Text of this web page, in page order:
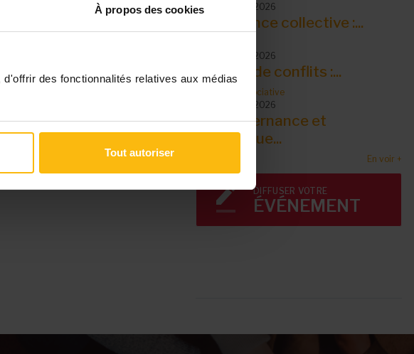
À propos des cookies
des fonctionnalités relatives aux médias
Tout autoriser
14 septembre 2026
Intelligence collective :...
14 septembre 2026
Gestion de conflits :...
Vie associative
15 septembre 2026
La gouvernance et
dynamique...
En voir +
DIFFUSER VOTRE
ÉVÉNEMENT